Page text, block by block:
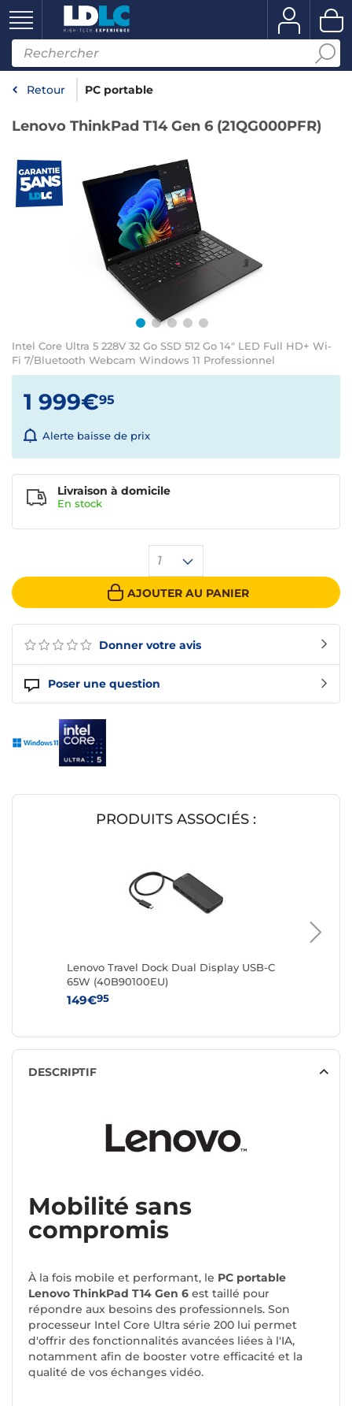
Retour PC portable
Lenovo ThinkPad T14 Gen 6 (21QG000PFR)
Intel Core Ultra 5 228V 32 Go SSD 512 Go 14" LED Full HD+ Wi-
Fi 7/Bluetooth Webcam Windows 11 Professionnel
Donner votre avis
Poser une question
1 999€95
Alerte baisse de prix
1
AJOUTER AU PANIER
Livraison à domicile
En stock
PRODUITS ASSOCIÉS :
Lenovo Travel Dock Dual Display USB-C
65W (40B90100EU)
149€95
DESCRIPTIF
Mobilité sans
compromis
À la fois mobile et performant, le PC portable
Lenovo ThinkPad T14 Gen 6 est taillé pour
répondre aux besoins des professionnels. Son
processeur Intel Core Ultra série 200 lui permet
d'offrir des fonctionnalités avancées liées à l'IA,
notamment afin de booster votre efficacité et la
qualité de vos échanges vidéo.